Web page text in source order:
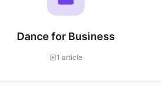
Dance for Business
1 article